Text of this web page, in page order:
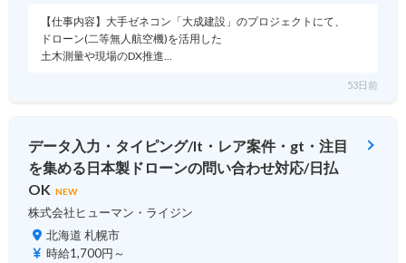
【仕事内容】大手ゼネコン「大成建設」のプロジェクトにて、
ドローン(二等無人航空機)を活用した
土木測量や現場のDX推進…
53日前
データ入力・タイピング/lt・レア案件・gt・注目
を集める日本製ドローンの問い合わせ対応/日払
OK NEW
株式会社ヒューマン・ライジン
北海道 札幌市
時給1,700円～